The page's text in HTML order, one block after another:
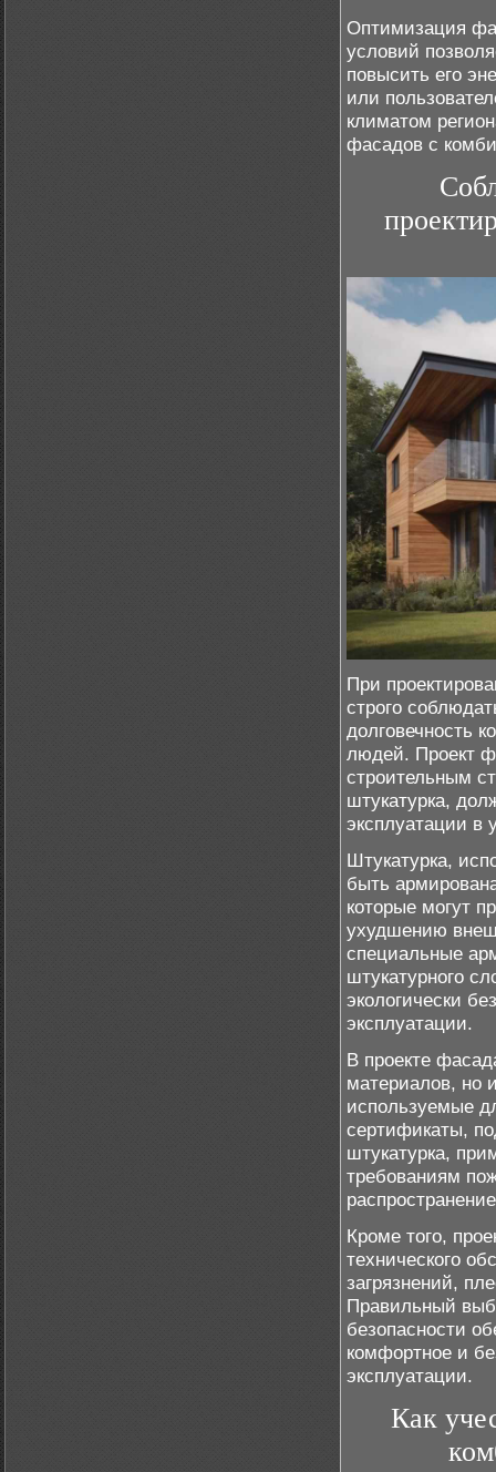
Оптимизация
условий
повысить его
или
климатом
фасадов с
При
строго
долговечность
людей. Проект
строительным
штукатурка,
эксплуатации в
Штукатурка,
быть
которые могут
ухудшению
специальные
штукатурного
экологически
эксплуатации.
В проекте
материалов, но
используемые
сертификаты,
штукатурка,
требованиям
Кроме того,
технического
загрязнений,
Правильный
безопасности
комфортное и
эксплуатации.
Как